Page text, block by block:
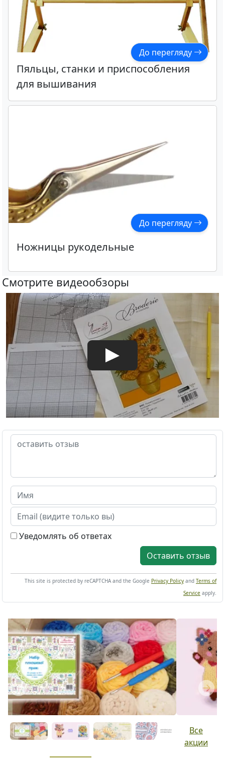
До перегляду
Пяльцы, станки и приспособления
для вышивания
До перегляду
Ножницы рукодельные
Смотрите видеообзоры
Уведомлять об ответах
Оставить отзыв
This site is protected by reCAPTCHA and the Google Privacy Policy and Terms of
Service apply.
Previous Next
Все
акции